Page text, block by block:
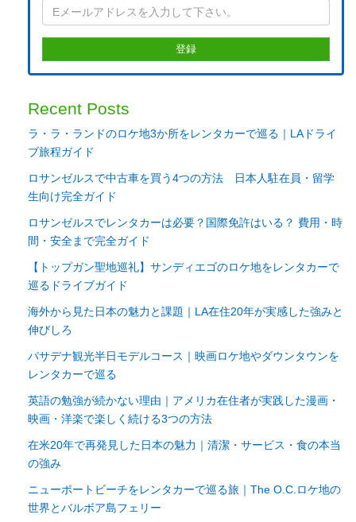
Recent Posts
ラ・ラ・ランドのロケ地3か所をレンタカーで巡る｜LAドライ
ブ旅程ガイド
ロサンゼルスで中古車を買う4つの方法 日本人駐在員・留学
生向け完全ガイド
ロサンゼルスでレンタカーは必要？国際免許はいる？ 費用・時
間・安全まで完全ガイド
【トップガン聖地巡礼】サンディエゴのロケ地をレンタカーで
巡るドライブガイド
海外から見た日本の魅力と課題｜LA在住20年が実感した強みと
伸びしろ
パサデナ観光半日モデルコース｜映画ロケ地やダウンタウンを
レンタカーで巡る
英語の勉強が続かない理由｜アメリカ在住者が実践した漫画・
映画・洋楽で楽しく続ける3つの方法
在米20年で再発見した日本の魅力｜清潔・サービス・食の本当
の強み
ニューポートビーチをレンタカーで巡る旅｜The O.C.ロケ地の
世界とバルボア島フェリー